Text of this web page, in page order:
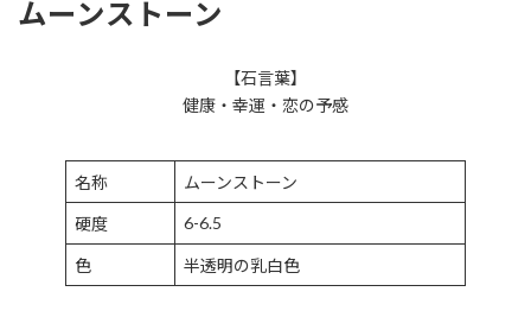
ムーンストーン
【石言葉】
健康・幸運・恋の予感
名称 ムーンストーン
硬度 6-6.5
色 半透明の乳白色